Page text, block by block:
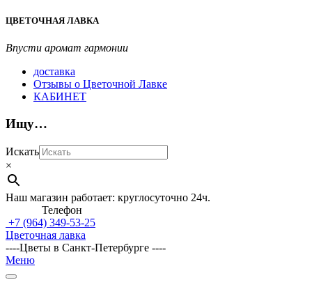
Перейти
содержимому
ЦВЕТОЧНАЯ ЛАВКА
Впусти аромат гармонии
доставка
Отзывы о Цветочной Лавке
КАБИНЕТ
Ищу…
Искать
×
Наш магазин работает: круглосуточно 24ч.
Телефон
+7 (964) 349-53-25
Цветочная лавка
----Цветы в Санкт-Петербурге ----
Главное
навигационное
Меню